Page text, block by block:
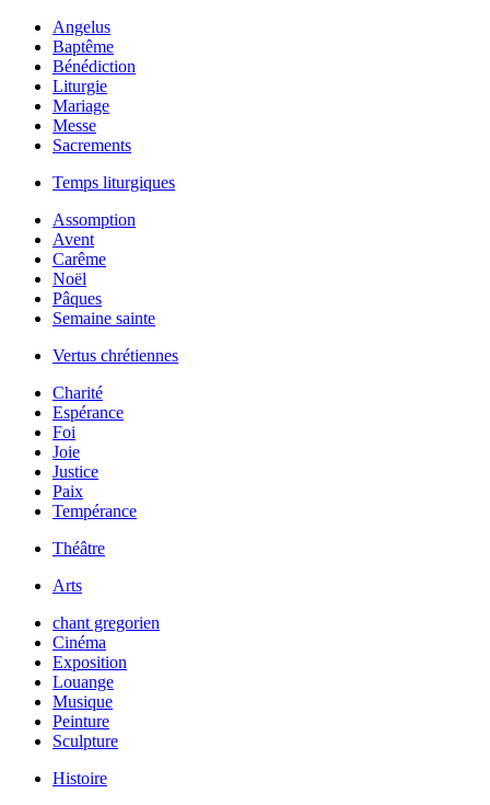
Angelus
Baptême
Bénédiction
Liturgie
Mariage
Messe
Sacrements
Temps liturgiques
Assomption
Avent
Carême
Noël
Pâques
Semaine sainte
Vertus chrétiennes
Charité
Espérance
Foi
Joie
Justice
Paix
Tempérance
Théâtre
Arts
chant gregorien
Cinéma
Exposition
Louange
Musique
Peinture
Sculpture
Histoire